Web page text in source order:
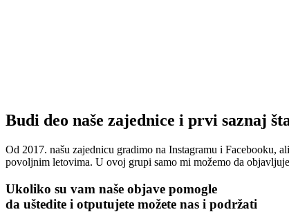
Budi deo naše zajednice i prvi saznaj
Od 2017. našu zajednicu gradimo na Instagramu i Facebooku,
povoljnim letovima. U ovoj grupi samo mi možemo da
Ukoliko su vam naše objave pomogle
da uštedite i otputujete možete nas i podržati